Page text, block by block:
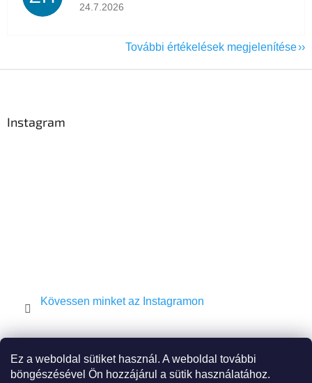
Ez a weboldal sütiket használ. A weboldal további
böngészésével Ön hozzájárul a sütik használatához.
Az áruház értékelése 5-ből 5 csillag.
24.7.2026
További értékelések megjelenítése
Instagram
Kövessen minket az Instagramon